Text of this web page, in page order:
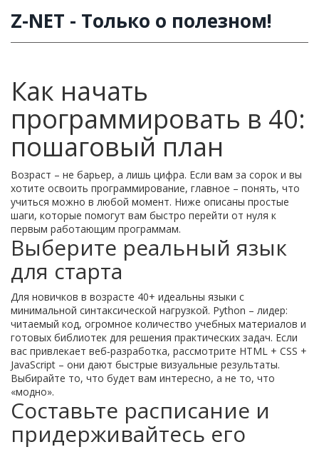
Z-NET - Только о полезном!
Как начать
программировать в 40:
пошаговый план
Возраст – не барьер, а лишь цифра. Если вам за сорок и вы
хотите освоить программирование, главное – понять, что
учиться можно в любой момент. Ниже описаны простые
шаги, которые помогут вам быстро перейти от нуля к
первым работающим программам.
Выберите реальный язык
для старта
Для новичков в возрасте 40+ идеальны языки с
минимальной синтаксической нагрузкой. Python – лидер:
читаемый код, огромное количество учебных материалов и
готовых библиотек для решения практических задач. Если
вас привлекает веб‑разработка, рассмотрите HTML + CSS +
JavaScript – они дают быстрые визуальные результаты.
Выбирайте то, что будет вам интересно, а не то, что
«модно».
Составьте расписание и
придерживайтесь его